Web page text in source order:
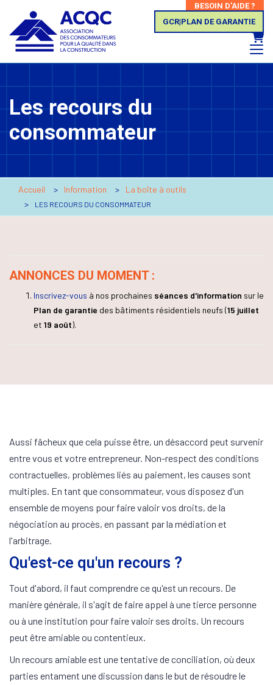
BESOIN D'AIDE ?
GCR|PLAN DE GARANTIE
Les recours du
consommateur
Accueil Information La boîte à outils
LES RECOURS DU CONSOMMATEUR
ANNONCES DU MOMENT :
Inscrivez-vous à nos prochaines séances d'information sur le
Plan de garantie des bâtiments résidentiels neufs (15 juillet
et 19 août).
Aussi fâcheux que cela puisse être, un désaccord peut survenir
entre vous et votre entrepreneur. Non-respect des conditions
contractuelles, problèmes liés au paiement, les causes sont
multiples. En tant que consommateur, vous disposez d'un
ensemble de moyens pour faire valoir vos droits, de la
négociation au procès, en passant par la médiation et
l'arbitrage.
Qu'est-ce qu'un recours ?
Tout d'abord, il faut comprendre ce qu'est un recours. De
manière générale, il s'agit de faire appel à une tierce personne
ou à une institution pour faire valoir ses droits. Un recours
peut être amiable ou contentieux.
Un recours amiable est une tentative de conciliation, où deux
parties entament une discussion dans le but de résoudre le